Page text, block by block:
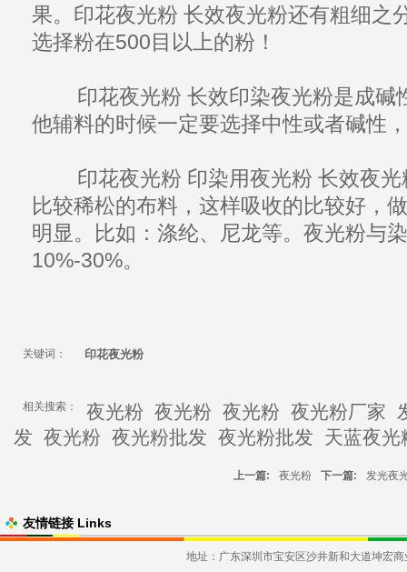
果。印花夜光粉 长效夜光粉还有粗细之
选择粉在500目以上的粉！
印花夜光粉 长效印染夜光粉是成碱
他辅料的时候一定要选择中性或者碱性
印花夜光粉 印染用夜光粉 长效夜光
比较稀松的布料，这样吸收的比较好，
明显。比如：涤纶、尼龙等。 夜光粉与
10%-30%。
关键词： 印花夜光粉
相关搜索： 夜光粉 夜光粉 夜光粉 夜光粉厂家
发 夜光粉 夜光粉批发 夜光粉批发 天蓝夜光
上一篇: 夜光粉 下一篇: 发光夜
友情链接 Links
地址：广东深圳市宝安区沙井新和大道坤